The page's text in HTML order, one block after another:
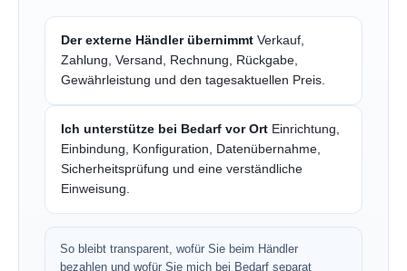
Der externe Händler übernimmt Verkauf,
Zahlung, Versand, Rechnung, Rückgabe,
Gewährleistung und den tagesaktuellen Preis.
Ich unterstütze bei Bedarf vor Ort Einrichtung,
Einbindung, Konfiguration, Datenübernahme,
Sicherheitsprüfung und eine verständliche
Einweisung.
So bleibt transparent, wofür Sie beim Händler
bezahlen und wofür Sie mich bei Bedarf separat